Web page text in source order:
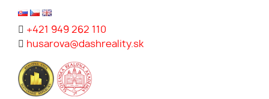
+421 949 262 110
husarova@dashreality.sk